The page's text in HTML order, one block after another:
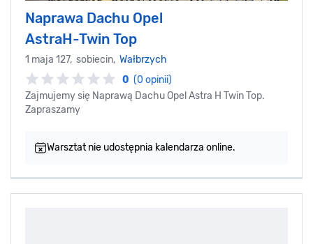
Naprawa Dachu Opel
AstraH-Twin Top
1 maja 127, sobiecin, Wałbrzych
0 (0 opinii)
Zajmujemy się Naprawą Dachu Opel Astra H Twin Top.
Zapraszamy
Warsztat nie udostępnia kalendarza online.